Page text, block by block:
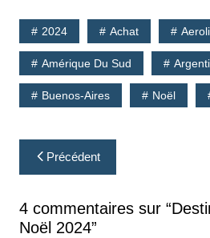
2024 Achat
Amérique Du Sud
Buenos-Aires Noël
Navigation
de
l’article
Précédent
4 commentaires sur “
Noël 2024”